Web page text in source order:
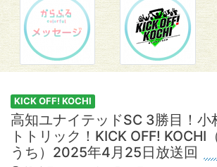
KICK OFF! KOCHI
高知ユナイテッドSC 3勝目！小
トトリック！KICK OFF! KOCHI
うち）2025年4月25日放送回